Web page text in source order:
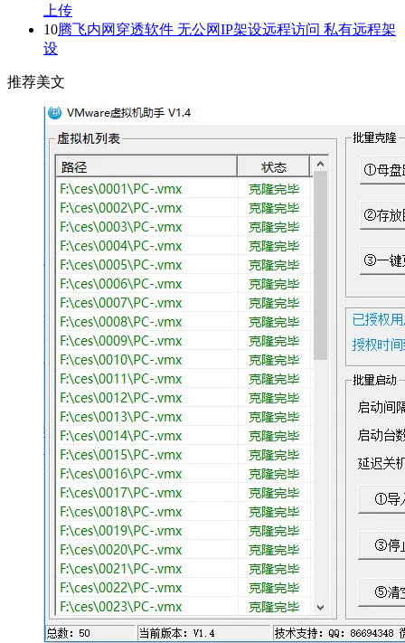
上传
10腾飞内网穿透软件 无公网IP架设远程访问 私有远程架
设
推荐美文